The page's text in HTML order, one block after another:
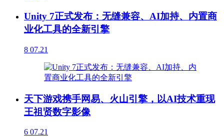
Unity 7正式发布：无缝兼容、AI加持、内置商
业化工具的全新引擎
8 07.21
天下游戏携手网易、火山引擎，以AI技术重现
王祖贤数字影像
6 07.21